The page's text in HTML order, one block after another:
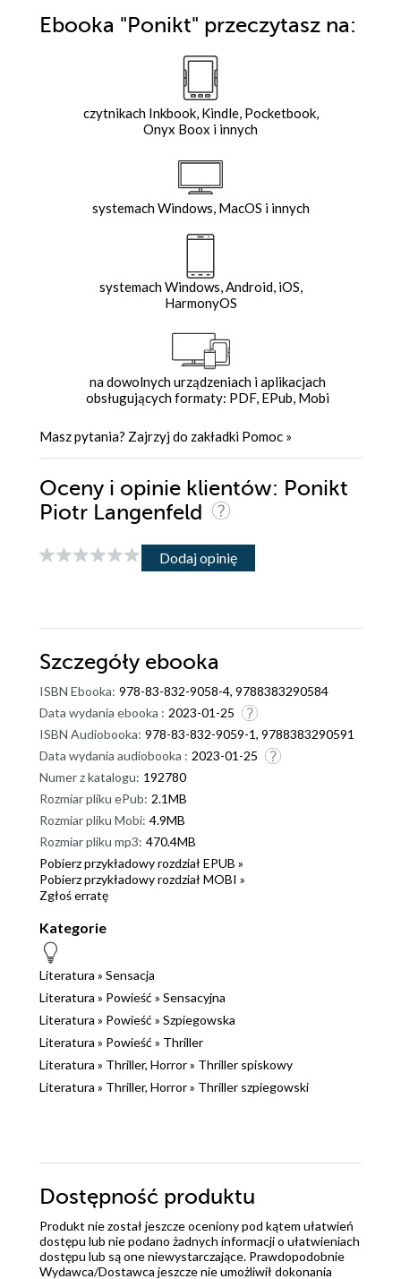
Ebooka "Ponikt" przeczytasz na:
czytnikach Inkbook, Kindle, Pocketbook,
Onyx Boox i innych
systemach Windows, MacOS i innych
systemach Windows, Android, iOS,
HarmonyOS
na dowolnych urządzeniach i aplikacjach
obsługujących formaty: PDF, EPub, Mobi
Masz pytania? Zajrzyj do zakładki Pomoc »
Oceny i opinie klientów: Ponikt
Piotr Langenfeld
Dodaj opinię
Szczegóły ebooka
ISBN Ebooka: 978-83-832-9058-4, 9788383290584
Data wydania ebooka : 2023-01-25
ISBN Audiobooka: 978-83-832-9059-1, 9788383290591
Data wydania audiobooka : 2023-01-25
Numer z katalogu: 192780
Rozmiar pliku ePub: 2.1MB
Rozmiar pliku Mobi: 4.9MB
Rozmiar pliku mp3: 470.4MB
Pobierz przykładowy rozdział EPUB »
Pobierz przykładowy rozdział MOBI »
Zgłoś erratę
Kategorie
Literatura » Sensacja
Literatura » Powieść » Sensacyjna
Literatura » Powieść » Szpiegowska
Literatura » Powieść » Thriller
Literatura » Thriller, Horror» Thriller spiskowy
Literatura » Thriller, Horror» Thriller szpiegowski
Dostępność produktu
Produkt nie został jeszcze oceniony pod kątem ułatwień
dostępu lub nie podano żadnych informacji o ułatwieniach
dostępu lub są one niewystarczające. Prawdopodobnie
Wydawca/Dostawca jeszcze nie umożliwił dokonania